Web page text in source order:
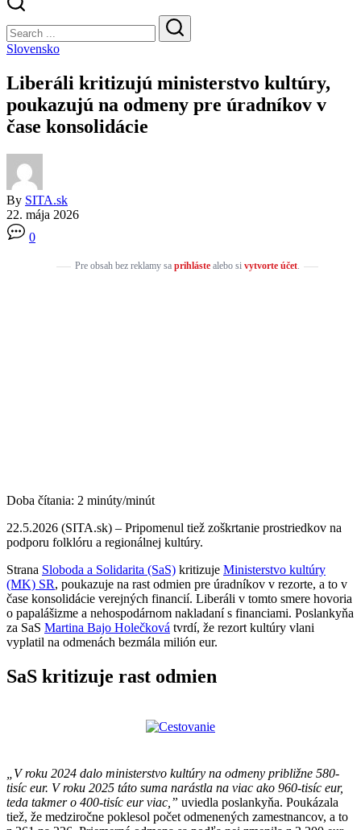
Search
Search
Slovensko
Liberáli kritizujú ministerstvo kultúry,
poukazujú na odmeny pre úradníkov v
čase konsolidácie
By SITA.sk
22. mája 2026
0
Pre obsah bez reklamy sa prihlástealebo si vytvorte účet.
Doba čítania: 2 minúty/minút
22.5.2026 (SITA.sk) – Pripomenul tiež zoškrtanie prostriedkov na
podporu folklóru a regionálnej kultúry.
Strana Sloboda a Solidarita (SaS) kritizuje Ministerstvo kultúry
(MK) SR, poukazuje na rast odmien pre úradníkov v rezorte, a to v
čase konsolidácie verejných financií. Liberáli v tomto smere hovoria
o papalášizme a nehospodárnom nakladaní s financiami. Poslankyňa
za SaS Martina Bajo Holečková tvrdí, že rezort kultúry vlani
vyplatil na odmenách bezmála milión eur.
SaS kritizuje rast odmien
„V roku 2024 dalo ministerstvo kultúry na odmeny približne 580-
tisíc eur. V roku 2025 táto suma narástla na viac ako 960-tisíc eur,
teda takmer o 400-tisíc eur viac,” uviedla poslankyňa. Poukázala
tiež, že medziročne poklesol počet odmenených zamestnancov, a to